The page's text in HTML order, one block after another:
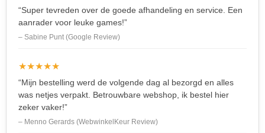
“Super tevreden over de goede afhandeling en service. Een
aanrader voor leuke games!”
– Sabine Punt (Google Review)
★★★★★
“Mijn bestelling werd de volgende dag al bezorgd en alles
was netjes verpakt. Betrouwbare webshop, ik bestel hier
zeker vaker!”
– Menno Gerards (WebwinkelKeur Review)